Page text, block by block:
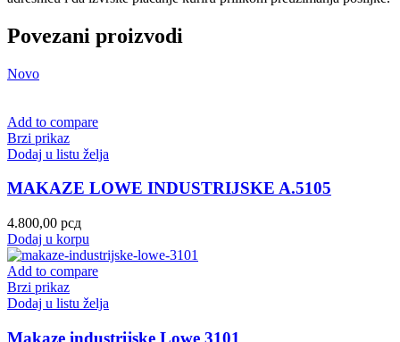
Povezani proizvodi
Novo
Add to compare
Brzi prikaz
Dodaj u listu želja
MAKAZE LOWE INDUSTRIJSKE A.5105
4.800,00 рсд
Dodaj u korpu
Add to compare
Brzi prikaz
Dodaj u listu želja
Makaze industrijske Lowe 3101